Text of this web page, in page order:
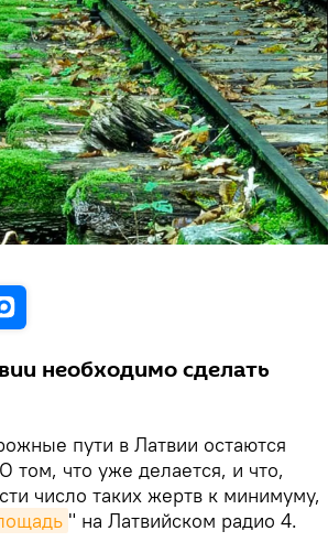
необходимо сделать
пути в Латвии остаются
что уже делается, и что,
число таких жертв к минимуму,
" на Латвийском радио 4.